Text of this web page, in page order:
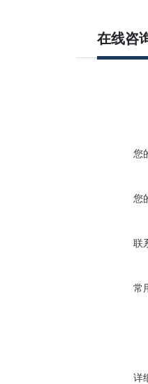
在线咨
您
您
联
常
详